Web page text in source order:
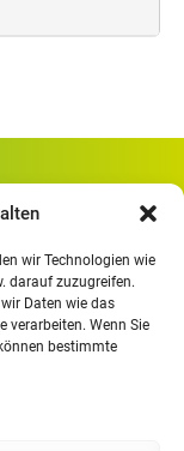
wir Technologien wie
darauf zuzugreifen.
Daten wie das
verarbeiten. Wenn Sie
bestimmte